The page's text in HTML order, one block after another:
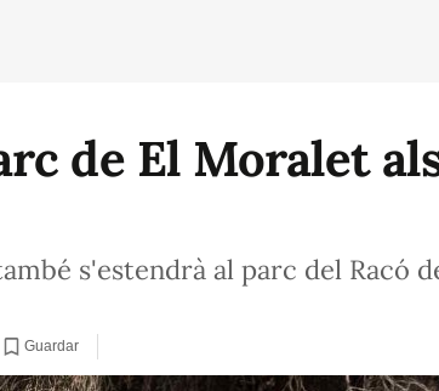
de El Moralet
s'estendrà al parc del Racó
Guardar